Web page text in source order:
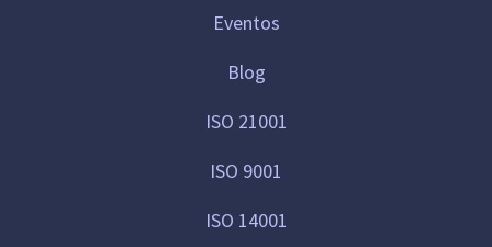
Eventos
Blog
ISO 21001
ISO 9001
ISO 14001